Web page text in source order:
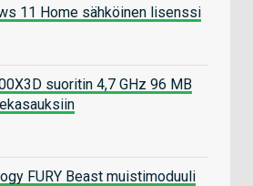
11 Home sähköinen lisenssi
suoritin 4,7 GHz 96 MB
FURY Beast muistimoduuli